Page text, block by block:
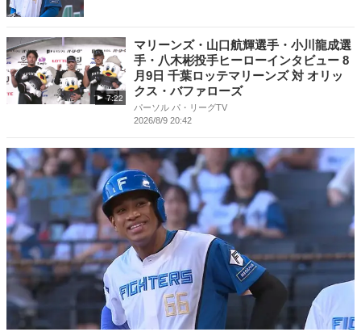
7:22
マリーンズ・山口航輝選手・小川龍成選
手・八木彬投手ヒーローインタビュー 8
月9日 千葉ロッテマリーンズ 対 オリッ
クス・バファローズ
パーソル パ・リーグTV
2026/8/9 20:42